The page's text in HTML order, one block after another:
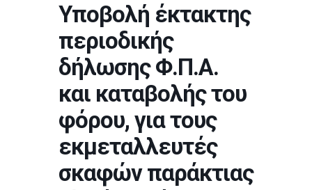
Υποβολή έκτακτης
περιοδικής
δήλωσης Φ.Π.Α.
και καταβολής του
φόρου, για τους
εκμεταλλευτές
σκαφών παράκτιας